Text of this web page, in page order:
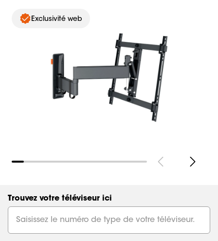
Produits clients
(0):
Lien
Exclusivité web
Slide 1 of 11
Trouvez votre téléviseur ici